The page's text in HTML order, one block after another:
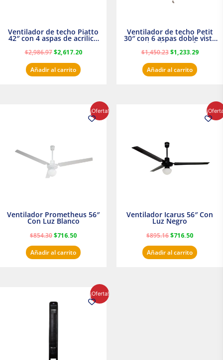
Ventilador de techo Piatto
42″ con 4 aspas de acrilico
transparente
$2,986.97 $2,617.20
Añadir al carrito
Ventilador de techo Petit
30″ con 6 aspas doble vista
Satinado Masterfan
$1,450.23 $1,233.29
Añadir al carrito
¡Oferta!
Ventilador Prometheus 56″
Con Luz Blanco
$854.30$716.50
precio
actual
Añadir al carrito
Ventilador Icarus 56″ Con
Luz Negro
$895.16$716.50
precio
actual
Añadir al carrito
¡Oferta!
original
era:
precio
actual